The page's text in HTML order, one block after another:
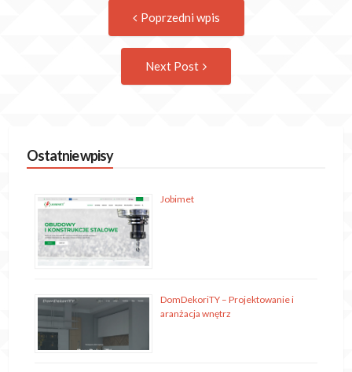
navigation
Poprzedni wpis
Next Post
Ostatnie wpisy
Jobimet
DomDekoriTY – Projektowanie i
aranżacja wnętrz